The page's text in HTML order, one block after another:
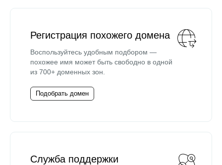
Регистрация похожего домена
Воспользуйтесь удобным подбором —
похожее имя может быть свободно в одной
из 700+ доменных зон.
Подобрать домен
Служба поддержки